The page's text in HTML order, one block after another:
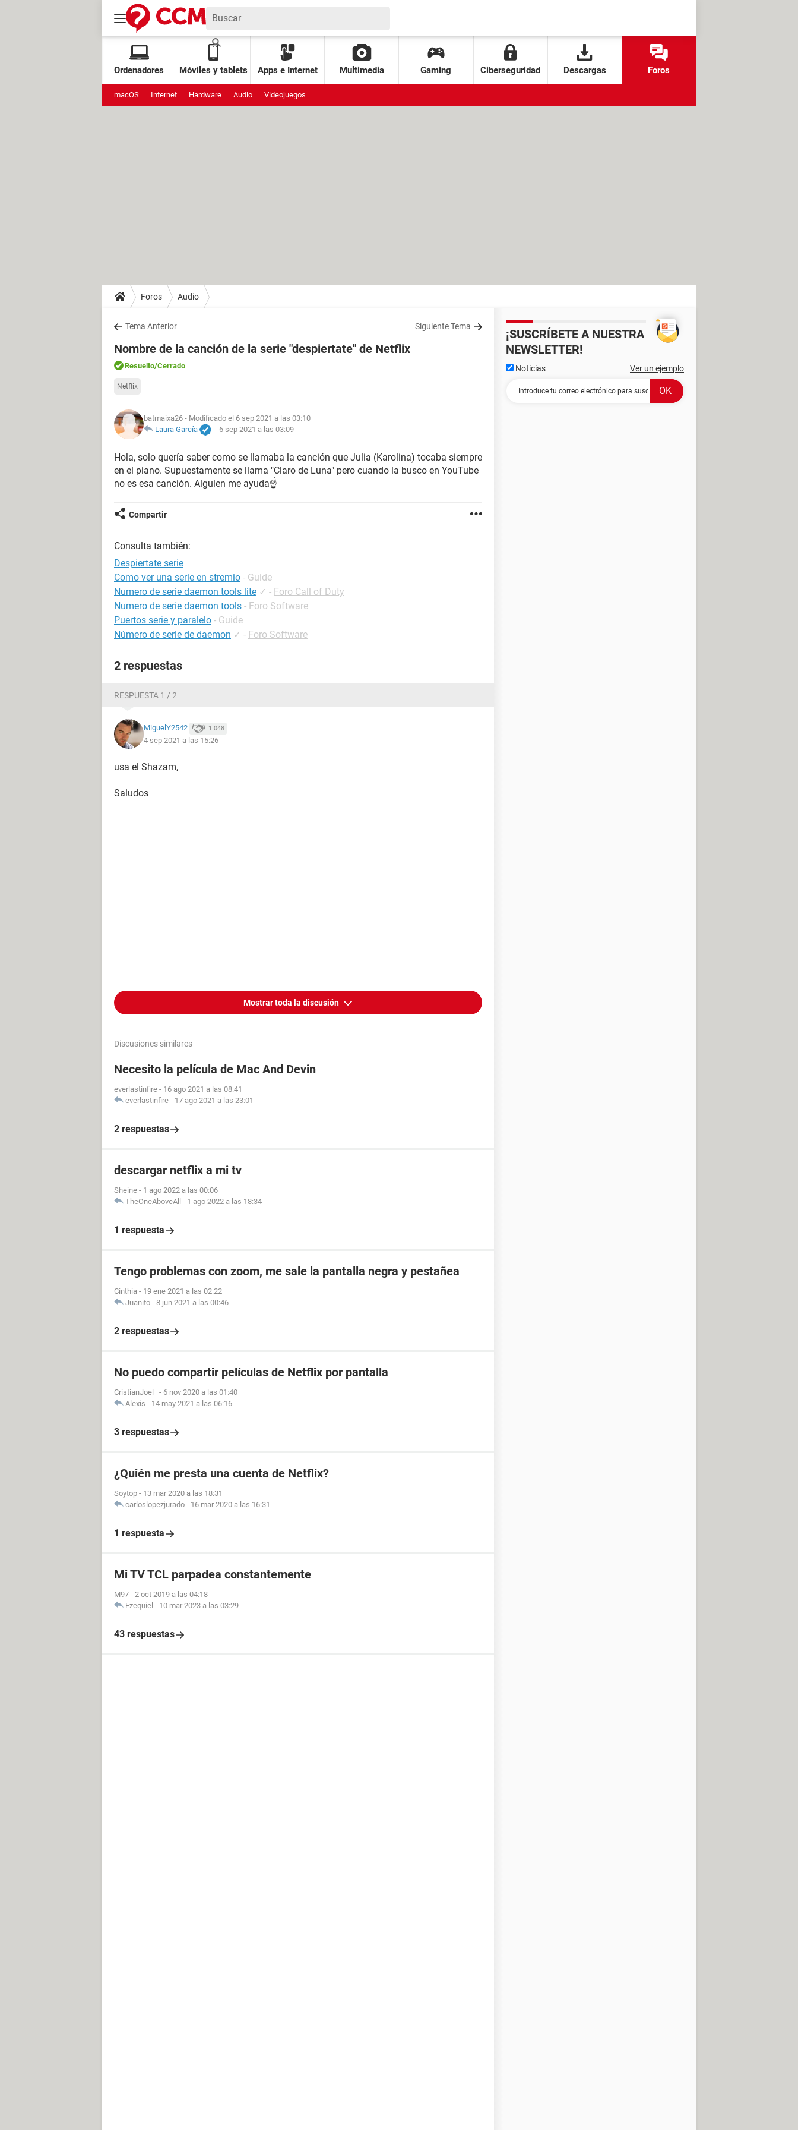
Ordenadores Móviles y tablets Apps e Internet Multimedia Gaming Ciberseguridad Descargas Foros
macOS Internet Hardware Audio Videojuegos
Foros Audio
Tema Anterior Siguiente Tema
Nombre de la canción de la serie "despiertate" de Netflix
Resuelto/Cerrado
Netflix
batmaixa26 - Modificado el 6 sep 2021 a las 03:10
Laura García
- 6 sep 2021 a las 03:09
Hola, solo quería saber como se llamaba la canción que Julia (Karolina) tocaba siempre
en el piano. Supuestamente se llama "Claro de Luna" pero cuando la busco en YouTube
no es esa canción. Alguien me ayuda☝
Compartir
Consulta también:
Despiertate serie
Como ver una serie en stremio - Guide
Numero de serie daemon tools lite ✓ - Foro Call of Duty
Numero de serie daemon tools - Foro Software
Puertos serie y paralelo - Guide
Número de serie de daemon ✓ - Foro Software
2 respuestas
RESPUESTA 1 / 2
MiguelY2542 1.048
4 sep 2021 a las 15:26
usa el Shazam,
Saludos
Mostrar toda la discusión
Discusiones similares
Necesito la película de Mac And Devin
everlastinfire - 16 ago 2021 a las 08:41
everlastinfire - 17 ago 2021 a las 23:01
2 respuestas
descargar netflix a mi tv
Sheine - 1 ago 2022 a las 00:06
TheOneAboveAll - 1 ago 2022 a las 18:34
1 respuesta
Tengo problemas con zoom, me sale la pantalla negra y pestañea
Cinthia - 19 ene 2021 a las 02:22
Juanito - 8 jun 2021 a las 00:46
2 respuestas
No puedo compartir películas de Netflix por pantalla
CristianJoel_ - 6 nov 2020 a las 01:40
Alexis - 14 may 2021 a las 06:16
3 respuestas
¿Quién me presta una cuenta de Netflix?
Soytop - 13 mar 2020 a las 18:31
carloslopezjurado - 16 mar 2020 a las 16:31
1 respuesta
Mi TV TCL parpadea constantemente
M97 - 2 oct 2019 a las 04:18
Ezequiel - 10 mar 2023 a las 03:29
43 respuestas
¡SUSCRÍBETE A NUESTRA
NEWSLETTER!
Noticias Ver un ejemplo